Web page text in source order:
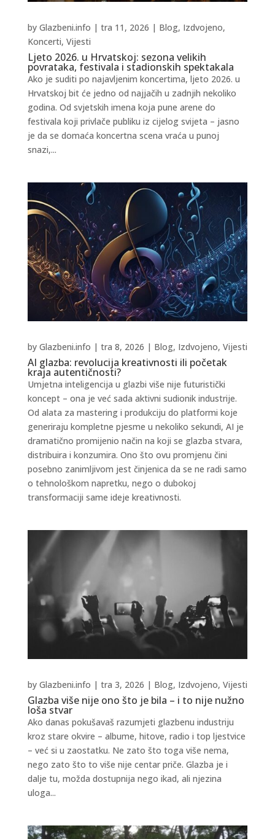
Ljeto 2026. u Hrvatskoj: sezona velikih
povrataka, festivala i stadionskih spektakala
by Glazbeni.info | tra 11, 2026 | Blog, Izdvojeno,
Koncerti, Vijesti
Ako je suditi po najavljenim koncertima, ljeto 2026. u
Hrvatskoj bit će jedno od najjačih u zadnjih nekoliko
godina. Od svjetskih imena koja pune arene do
festivala koji privlače publiku iz cijelog svijeta – jasno
je da se domaća koncertna scena vraća u punoj
snazi,...
AI glazba: revolucija kreativnosti ili početak
kraja autentičnosti?
by Glazbeni.info | tra 8, 2026 | Blog, Izdvojeno, Vijesti
Umjetna inteligencija u glazbi više nije futuristički
koncept – ona je već sada aktivni sudionik industrije.
Od alata za mastering i produkciju do platformi koje
generiraju kompletne pjesme u nekoliko sekundi, AI je
dramatično promijenio način na koji se glazba stvara,
distribuira i konzumira. Ono što ovu promjenu čini
posebno zanimljivom jest činjenica da se ne radi samo
o tehnološkom napretku, nego o dubokoj
transformaciji same ideje kreativnosti.
Glazba više nije ono što je bila – i to nije nužno
loša stvar
by Glazbeni.info | tra 3, 2026 | Blog, Izdvojeno, Vijesti
Ako danas pokušavaš razumjeti glazbenu industriju
kroz stare okvire – albume, hitove, radio i top ljestvice
– već si u zaostatku. Ne zato što toga više nema,
nego zato što to više nije centar priče. Glazba je i
dalje tu, možda dostupnija nego ikad, ali njezina
uloga...